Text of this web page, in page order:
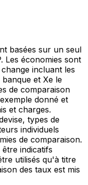
basées sur un seul
Les économies sont
incluant les
et Xe le
de comparaison
donné et
et charges.
types de
individuels
de comparaison.
indicatifs
utilisés qu'à titre
des taux est mis